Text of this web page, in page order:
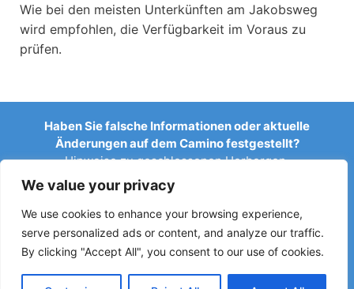
We value your privacy
We use cookies to enhance your browsing experience,
serve personalized ads or content, and analyze our traffic.
By clicking "Accept All", you consent to our use of cookies.
Wie bei den meisten Unterkünften am Jakobsweg
wird empfohlen, die Verfügbarkeit im Voraus zu
prüfen.
Haben Sie falsche Informationen oder aktuelle
Änderungen auf dem Camino festgestellt?
Hinweise zu geschlossenen Herbergen,
Überschwemmungen, Umleitungen, Bauarbeiten oder
anderen Änderungen helfen, den Reiseführer aktuell zu
halten.
Schreiben Sie uns an:elperegrino.online@gmail.com